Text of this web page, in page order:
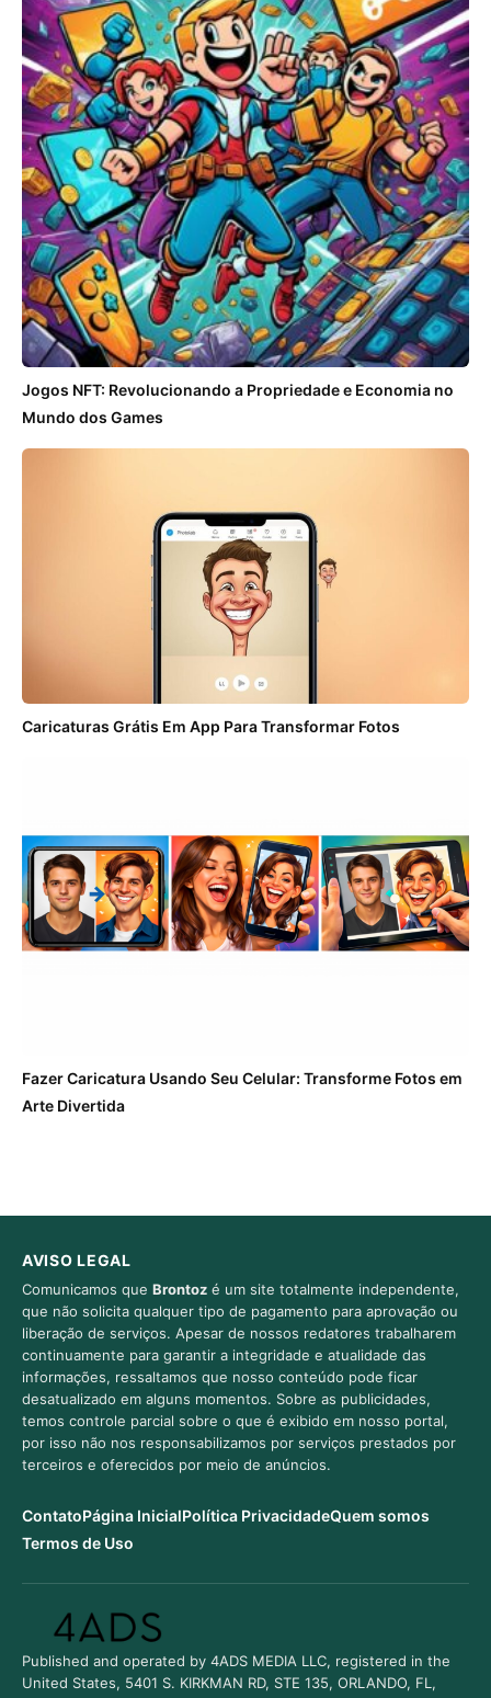
Jogos NFT: Revolucionando a Propriedade e Economia no
Mundo dos Games
Caricaturas Grátis Em App Para Transformar Fotos
Fazer Caricatura Usando Seu Celular: Transforme Fotos em
Arte Divertida
AVISO LEGAL
Comunicamos que Brontoz é um site totalmente independente,
que não solicita qualquer tipo de pagamento para aprovação ou
liberação de serviços. Apesar de nossos redatores trabalharem
continuamente para garantir a integridade e atualidade das
informações, ressaltamos que nosso conteúdo pode ficar
desatualizado em alguns momentos. Sobre as publicidades,
temos controle parcial sobre o que é exibido em nosso portal,
por isso não nos responsabilizamos por serviços prestados por
terceiros e oferecidos por meio de anúncios.
ContatoPágina InicialPolítica PrivacidadeQuem somos
Termos de Uso
Published and operated by 4ADS MEDIA LLC, registered in the
United States, 5401 S. KIRKMAN RD, STE 135, ORLANDO, FL,